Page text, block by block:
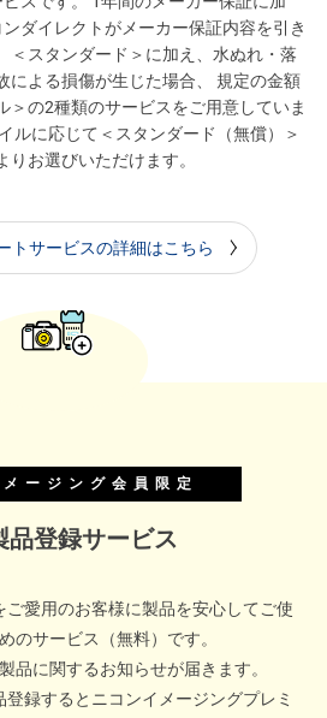
ダイレクトがメーカー保証内容を引き
＜スタンダード＞に加え、水ぬれ・落
による損傷が生じた場合、 規定の金額
＞の2種類のサービスをご用意していま
ルに応じて＜スタンダード（無償）＞
りお選びいただけます。
トサービスの詳細はこちら
ージング会員限定
品登録サービス
愛用のお客様に製品を安心してご使
のサービス（無料）です。
品に関するお知らせが届きます。
登録するとニコンイメージングプレミ